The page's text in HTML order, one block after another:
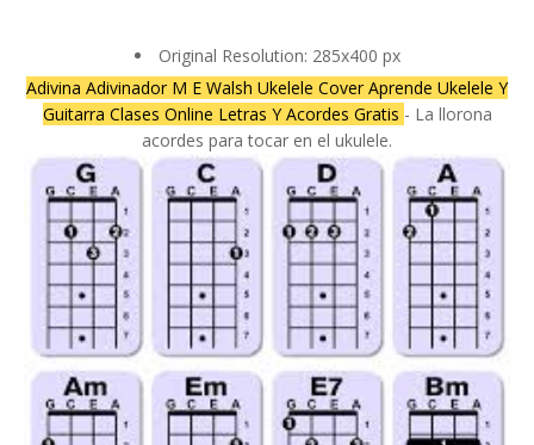
Original Resolution: 285x400 px
Adivina Adivinador M E Walsh Ukelele Cover Aprende Ukelele Y
Guitarra Clases Online Letras Y Acordes Gratis - La llorona
acordes para tocar en el ukulele.